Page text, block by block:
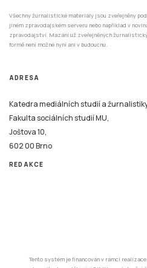
Všechny žurnalistické materiály jsou zveřejněny
jiném zpravodajském serveru nebo například v
zpravodajství. Mazání už zveřejněných
formě není možné nyní ani v budoucnu.
ADRESA
Katedra mediálních studií a
Fakulta sociálních studií MU,
Joštova 10,
602 00 Brno
REDAKCE
Tento systém je financován v rámci